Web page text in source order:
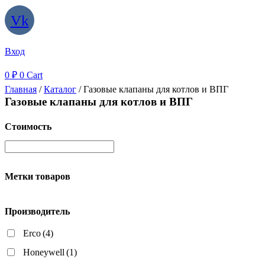
Vk
Вход
0 ₽ 0 Cart
Главная /Каталог / Газовые клапаны для котлов и ВПГ
Газовые клапаны для котлов и ВПГ
Стоимость
Метки товаров
Производитель
Erco(4)
Honeywell (1)